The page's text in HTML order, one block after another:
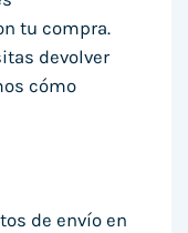
tu compra.
devolver
cómo
de envío en